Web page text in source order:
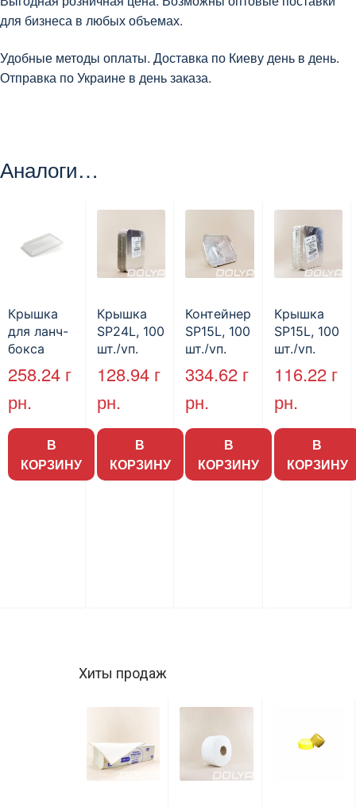
для бизнеса в любых объемах.
Удобные методы оплаты. Доставка по Киеву день в день.
Отправка по Украине в день заказа.
Аналоги…
Крышка
для ланч-
бокса
OPS24L, h
= 20,
прозрачна
я,
купольная,
100 шт.
258.24 г
рн.
В
КОРЗИНУ
Крышка
SP24L, 100
шт./уп.
128.94 г
рн.
В
КОРЗИНУ
Контейнер
SP15L, 100
шт./уп.
334.62 г
рн.
В
КОРЗИНУ
Крышка
SP15L, 100
шт./уп.
116.22 г
рн.
В
КОРЗИНУ
Хиты продаж